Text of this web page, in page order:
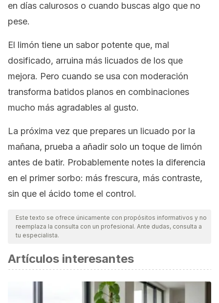
en días calurosos o cuando buscas algo que no
pese.
El limón tiene un sabor potente que, mal
dosificado, arruina más licuados de los que
mejora. Pero cuando se usa con moderación
transforma batidos planos en combinaciones
mucho más agradables al gusto.
La próxima vez que prepares un licuado por la
mañana, prueba a añadir solo un toque de limón
antes de batir. Probablemente notes la diferencia
en el primer sorbo: más frescura, más contraste,
sin que el ácido tome el control.
Este texto se ofrece únicamente con propósitos informativos y no
reemplaza la consulta con un profesional. Ante dudas, consulta a
tu especialista.
Artículos interesantes